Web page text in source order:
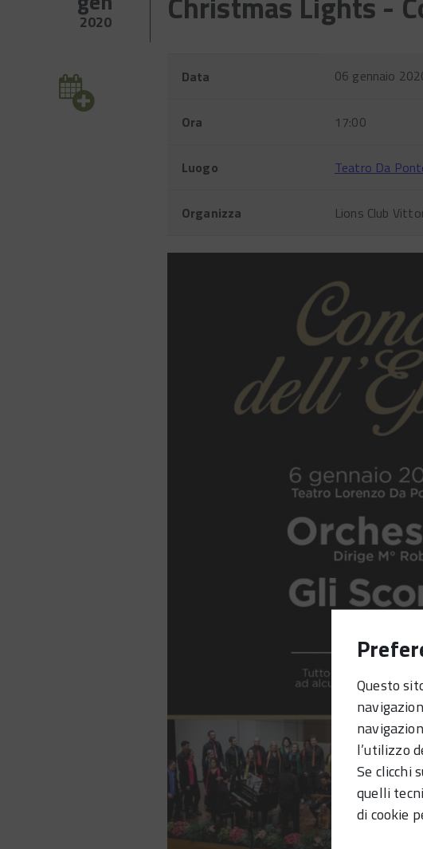
Questo
l’utilizzo
Se clicchi
quelli
di cookie
2020
Evento
Nome
Data 06 gennaio
Ora 17:00
Luogo Teatro Da
Organizza Lions Club